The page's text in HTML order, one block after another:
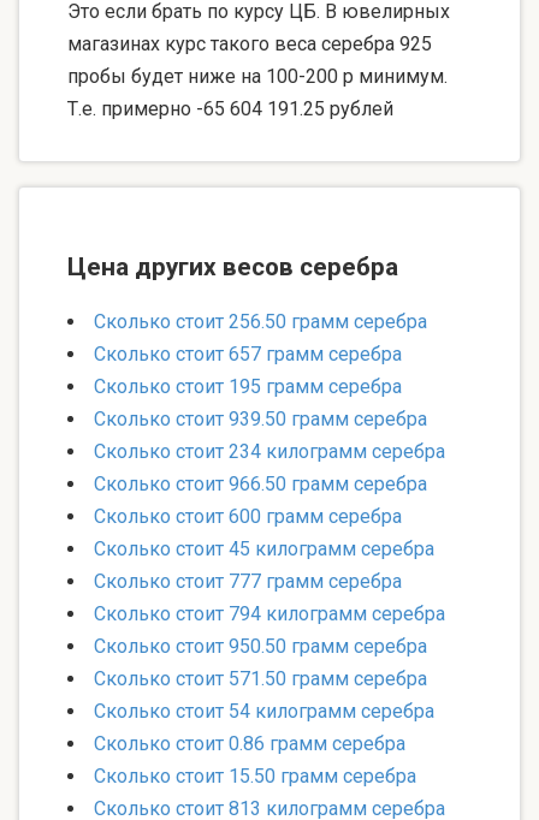
Это если брать по курсу ЦБ. В ювелирных
магазинах курс такого веса серебра 925
пробы будет ниже на 100-200 р минимум.
Т.е. примерно -65 604 191.25 рублей
Цена других весов серебра
Сколько стоит 256.50 грамм серебра
Сколько стоит 657 грамм серебра
Сколько стоит 195 грамм серебра
Сколько стоит 939.50 грамм серебра
Сколько стоит 234 килограмм серебра
Сколько стоит 966.50 грамм серебра
Сколько стоит 600 грамм серебра
Сколько стоит 45 килограмм серебра
Сколько стоит 777 грамм серебра
Сколько стоит 794 килограмм серебра
Сколько стоит 950.50 грамм серебра
Сколько стоит 571.50 грамм серебра
Сколько стоит 54 килограмм серебра
Сколько стоит 0.86 грамм серебра
Сколько стоит 15.50 грамм серебра
Сколько стоит 813 килограмм серебра